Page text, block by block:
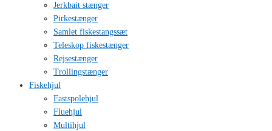
Jerkbait stænger
Pirkestænger
Samlet fiskestangssæt
Teleskop fiskestænger
Rejsestænger
Trollingstænger
Fiskehjul
Fastspolehjul
Fluehjul
Multihjul